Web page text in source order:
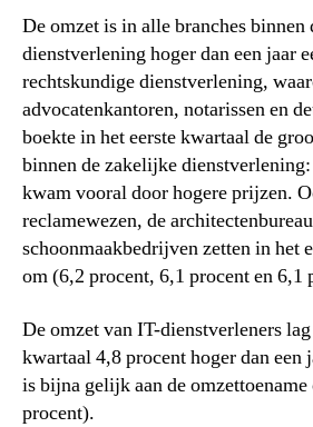
De omzet is in alle branches
dienstverlening hoger dan een jaar
rechtskundige dienstverlening,
advocatenkantoren, notarissen en
boekte in het eerste kwartaal de
binnen de zakelijke
kwam vooral door hogere prijzen.
reclamewezen, de
schoonmaakbedrijven zetten in het
om (6,2 procent, 6,1 procent en 6,1
De omzet van IT-dienstverleners
kwartaal 4,8 procent hoger dan
is bijna gelijk aan de
procent).